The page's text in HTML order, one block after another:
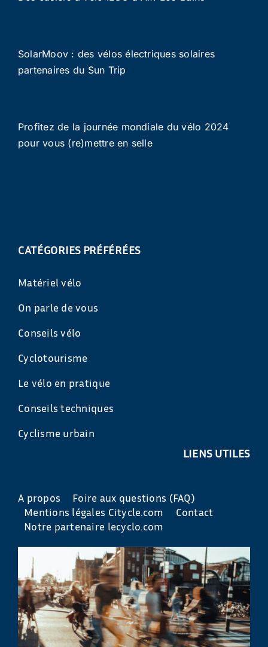
SolarMoov : des vélos électriques solaires
partenaires du Sun Trip
Profitez de la journée mondiale du vélo 2024
pour vous (re)mettre en selle
CATÉGORIES PRÉFÉRÉES
Matériel vélo
On parle de vous
Conseils vélo
Cyclotourisme
Le vélo en pratique
Conseils techniques
Cyclisme urbain
LIENS UTILES
A propos
Foire aux questions (FAQ)
Mentions légales Citycle.com
Contact
Notre partenaire lecyclo.com